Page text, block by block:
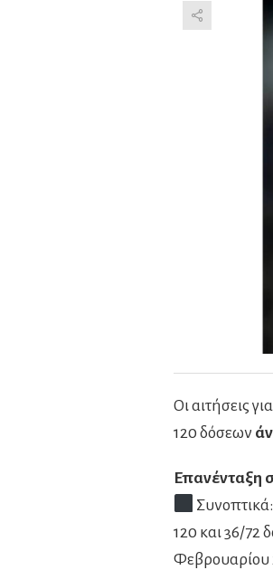
Οι αιτήσεις
120 δόσεων
Επανένταξη
120 και 36/72
Φεβρουαρίου